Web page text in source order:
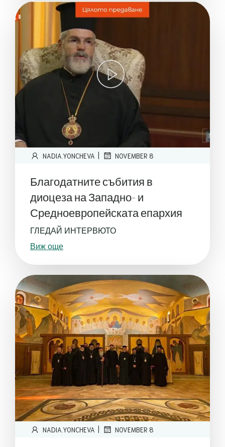
NADIA.YONCHEVA | NOVEMBER 8
Благодатните събития в
диоцеза на Западно- и
Средноевропейската епархия
ГЛЕДАЙ ИНТЕРВЮТО
Виж още
NADIA.YONCHEVA | NOVEMBER 8